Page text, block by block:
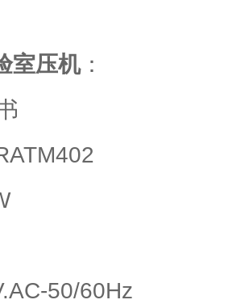
室压机：
50/60Hz